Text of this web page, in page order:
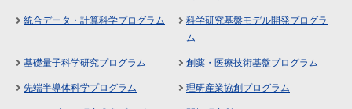
統合データ・計算科学プログラム
科学研究基盤モデル開発プログラ
ム
基礎量子科学研究プログラム 創薬・医療技術基盤プログラム
先端半導体科学プログラム 理研産業協創プログラム